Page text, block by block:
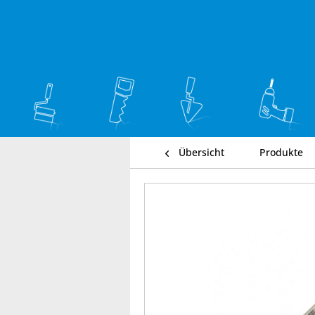
Übersicht Produkte